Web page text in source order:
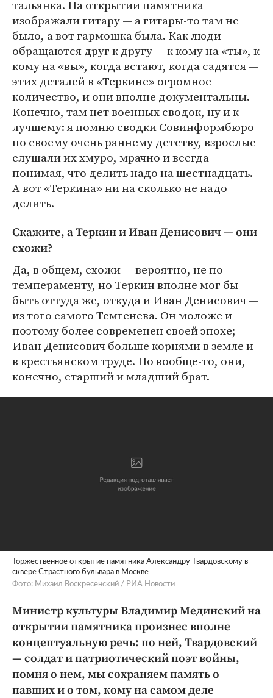
тальянка. На открытии памятника
изображали гитару — а гитары-то там не
было, а вот гармошка была. Как люди
обращаются друг к другу — к кому на «ты», к
кому на «вы», когда встают, когда садятся —
этих деталей в «Теркине» огромное
количество, и они вполне документальны.
Конечно, там нет военных сводок, ну и к
лучшему: я помню сводки Совинформбюро
по своему очень раннему детству, взрослые
слушали их хмуро, мрачно и всегда
понимая, что делить надо на шестнадцать.
А вот «Теркина» ни на сколько не надо
делить.
Скажите, а Теркин и Иван Денисович — они
схожи?
Да, в общем, схожи — вероятно, не по
темпераменту, но Теркин вполне мог бы
быть оттуда же, откуда и Иван Денисович —
из того самого Темгенева. Он моложе и
поэтому более современен своей эпохе;
Иван Денисович больше корнями в земле и
в крестьянском труде. Но вообще-то, они,
конечно, старший и младший брат.
Торжественное открытие памятника Александру Твардовскому в
сквере Страстного бульвара в Москве
Фото: Михаил Воскресенский / РИА Новости
Министр культуры Владимир Мединский на
открытии памятника произнес вполне
концептуальную речь: по ней, Твардовский
— солдат и патриотический поэт войны,
помня о нем, мы сохраняем память о
павших и о том, кому на самом деле